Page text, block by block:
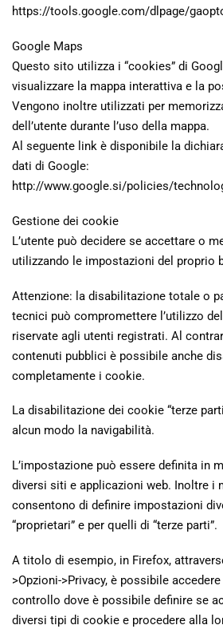
https://tools.google.com/dlpage/
Google Maps
Questo sito utilizza i “cookies” di
visualizzare la mappa interattiva e la
Vengono inoltre utilizzati per
dell’utente durante l’uso della mappa.
Al seguente link è disponibile la
dati di Google:
http://www.google.si/policies/
Gestione dei cookie
L’utente può decidere se accettare o
utilizzando le impostazioni del proprio
Attenzione: la disabilitazione totale o
tecnici può compromettere l’utilizzo
riservate agli utenti registrati. Al
contenuti pubblici è possibile anche
completamente i cookie.
La disabilitazione dei cookie “terze
alcun modo la navigabilità.
L’impostazione può essere definita in
diversi siti e applicazioni web. Inoltre i
consentono di definire impostazioni
“proprietari” e per quelli di “terze parti”.
A titolo di esempio, in Firefox,
>Opzioni->Privacy, è possibile
controllo dove è possibile definire se
diversi tipi di cookie e procedere alla